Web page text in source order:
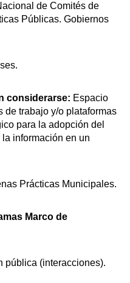
de Comités de
Públicas. Gobiernos
considerarse: Espacio
de trabajo y/o plataformas
para la adopción del
información en un
Prácticas Municipales.
Marco de
pública (interacciones).